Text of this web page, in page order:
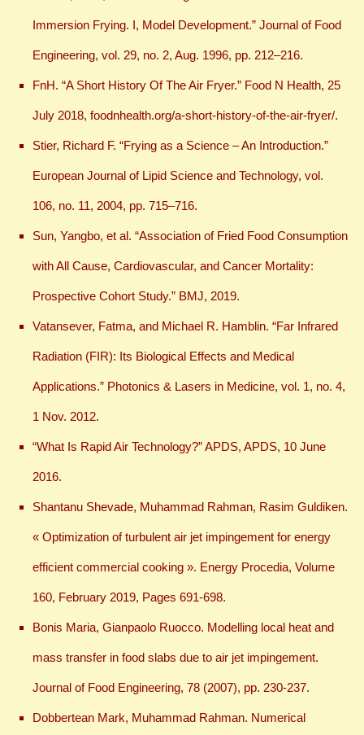
Immersion Frying. I, Model Development.” Journal of Food
Engineering, vol. 29, no. 2, Aug. 1996, pp. 212–216.
FnH. “A Short History Of The Air Fryer.” Food N Health, 25
July 2018, foodnhealth.org/a-short-history-of-the-air-fryer/.
Stier, Richard F. “Frying as a Science – An Introduction.”
European Journal of Lipid Science and Technology, vol.
106, no. 11, 2004, pp. 715–716.
Sun, Yangbo, et al. “Association of Fried Food Consumption
with All Cause, Cardiovascular, and Cancer Mortality:
Prospective Cohort Study.” BMJ, 2019.
Vatansever, Fatma, and Michael R. Hamblin. “Far Infrared
Radiation (FIR): Its Biological Effects and Medical
Applications.” Photonics & Lasers in Medicine, vol. 1, no. 4,
1 Nov. 2012.
“What Is Rapid Air Technology?” APDS, APDS, 10 June
2016.
Shantanu Shevade, Muhammad Rahman, Rasim Guldiken.
« Optimization of turbulent air jet impingement for energy
efficient commercial cooking ». Energy Procedia, Volume
160, February 2019, Pages 691-698.
Bonis Maria, Gianpaolo Ruocco. Modelling local heat and
mass transfer in food slabs due to air jet impingement.
Journal of Food Engineering, 78 (2007), pp. 230-237.
Dobbertean Mark, Muhammad Rahman. Numerical